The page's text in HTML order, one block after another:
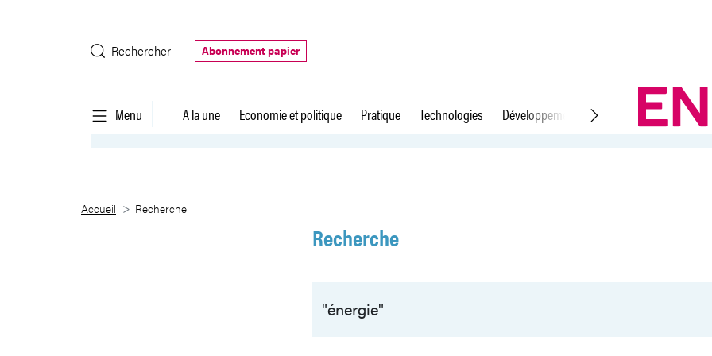
Rechercher
Abonnement papier
Menu A la une Economie et politique Pratique Technologies Développement durable Droit du travail
Recherche
Accueil Recherche
Recherche